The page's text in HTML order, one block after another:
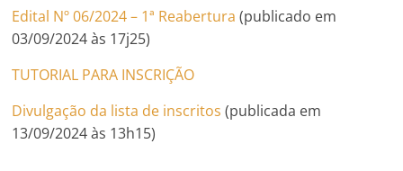
Edital Nº 06/2024 – 1ª Reabertura (publicado em
03/09/2024 às 17j25)
TUTORIAL PARA INSCRIÇÃO
Divulgação da lista de inscritos (publicada em
13/09/2024 às 13h15)